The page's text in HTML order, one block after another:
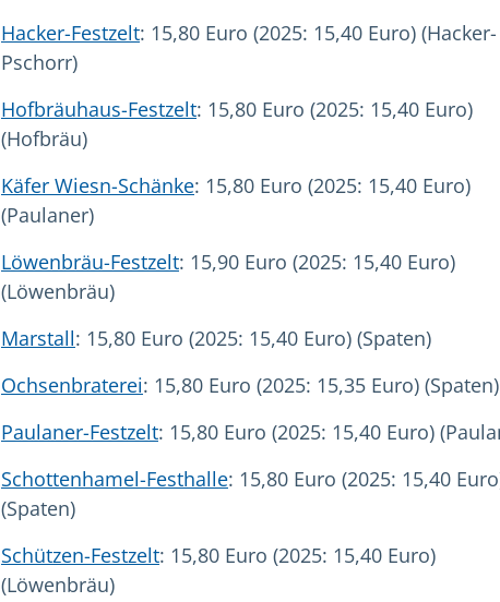
Hacker-Festzelt: 15,80 Euro (2025: 15,40 Euro) (Hacker-
Pschorr)
Hofbräuhaus-Festzelt: 15,80 Euro (2025: 15,40 Euro)
(Hofbräu)
Käfer Wiesn-Schänke: 15,80 Euro (2025: 15,40 Euro)
(Paulaner)
Löwenbräu-Festzelt: 15,90 Euro (2025: 15,40 Euro)
(Löwenbräu)
Marstall: 15,80 Euro (2025: 15,40 Euro) (Spaten)
Ochsenbraterei: 15,80 Euro (2025: 15,35 Euro) (Spaten)
Paulaner-Festzelt: 15,80 Euro (2025: 15,40 Euro)
Schottenhamel-Festhalle: 15,80 Euro (2025: 15,40
(Spaten)
Schützen-Festzelt: 15,80 Euro (2025: 15,40 Euro)
(Löwenbräu)